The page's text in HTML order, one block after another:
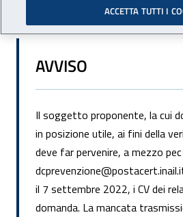
AVVISO
Il soggetto proponente, la cui
in posizione utile, ai fini della
deve far pervenire, a mezzo pec
il 7 settembre 2022, i CV dei
domanda. La mancata
ACCETTA TUTTI I